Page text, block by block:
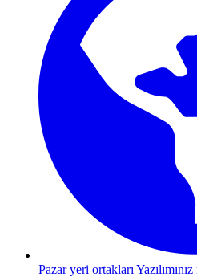
Pazar yeri ortakları